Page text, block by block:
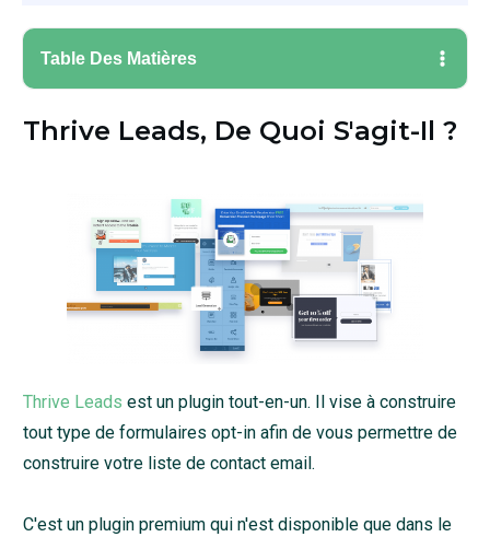
Table Des Matières
Thrive Leads, De Quoi S'agit-Il ?
Thrive Leads est un plugin tout-en-un. Il vise à construire
tout type de formulaires opt-in afin de vous permettre de
construire votre liste de contact email.
C'est un plugin premium qui n'est disponible que dans le